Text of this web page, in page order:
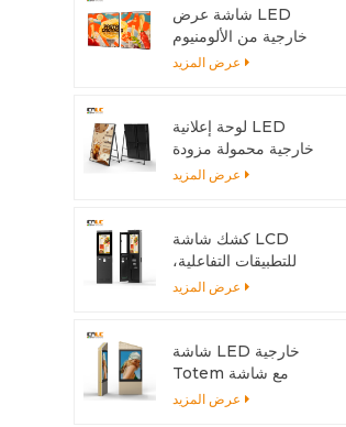
شاشة عرض LED
خارجية من الألومنيوم
قابلة للتركيب بسهولة
عرض المزيد
لوحة إعلانية LED
خارجية محمولة مزودة
ببطارية | شاشة عرض
عرض المزيد
كشك شاشة LCD
للتطبيقات التفاعلية،
هيكل خارجي من
عرض المزيد
شاشة LED خارجية
Totem مع شاشة
6500 شمعة - مزدوجة
عرض المزيد